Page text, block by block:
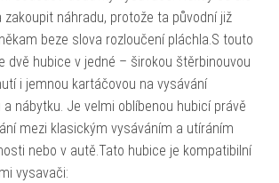
zakoupit náhradu, protože ta původní již
beze slova rozloučení pláchla.S touto
dvě hubice v jedné – širokou štěrbinouvou
i jemnou kartáčovou na vysávání
nábytku. Je velmi oblíbenou hubicí právě
mezi klasickým vysáváním a utíráním
nebo v autě.Tato hubice je kompatibilní
vysavači: